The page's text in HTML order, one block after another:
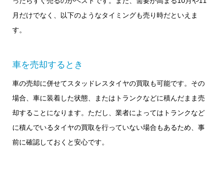
月だけでなく、以下のようなタイミングも売り時だといえま
す。
車を売却するとき
車の売却に併せてスタッドレスタイヤの買取も可能です。その
場合、車に装着した状態、またはトランクなどに積んだまま売
却することになります。ただし、業者によってはトランクなど
に積んでいるタイヤの買取を行っていない場合もあるため、事
前に確認しておくと安心です。